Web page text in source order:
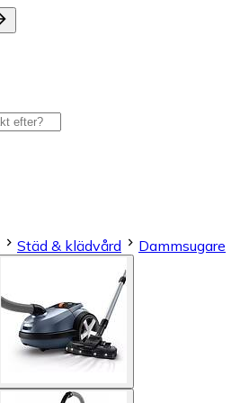
Städ & klädvård Dammsugare